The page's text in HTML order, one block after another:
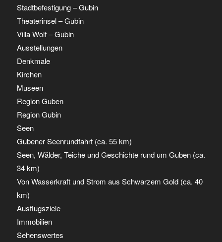
Stadtbefestigung – Gubin
Theaterinsel – Gubin
Villa Wolf – Gubin
Ausstellungen
Denkmale
Kirchen
Museen
Region Guben
Region Gubin
Seen
Gubener Seenrundfahrt (ca. 55 km)
Seen, Wälder, Teiche und Geschichte rund um Guben (ca.
34 km)
Von Wasserkraft und Strom aus Schwarzem Gold (ca. 40
km)
Ausflugsziele
Immobilien
Sehenswertes